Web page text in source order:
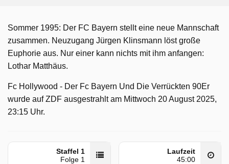
Sommer 1995: Der FC Bayern stellt eine neue Mannschaft
zusammen. Neuzugang Jürgen Klinsmann löst große
Euphorie aus. Nur einer kann nichts mit ihm anfangen:
Lothar Matthäus.
Fc Hollywood - Der Fc Bayern Und Die Verrückten 90Er
wurde auf ZDF ausgestrahlt am Mittwoch 20 August 2025,
23:15 Uhr.
Staffel 1
Folge 1
Laufzeit
45:00